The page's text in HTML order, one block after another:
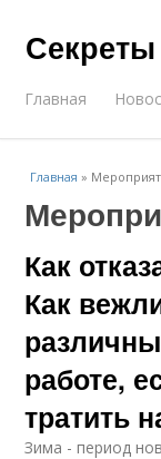
Главная
Главная »
Как
Как
работе,
тратить
Зима - период